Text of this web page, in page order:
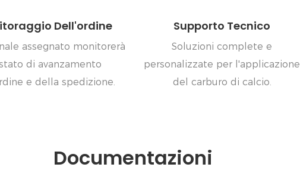
Dell'ordine
assegnato monitorerà
di avanzamento
e della spedizione.
Supporto Tecnico
Soluzioni complete e
personalizzate per l'applicazione
del carburo di calcio.
Documentazioni